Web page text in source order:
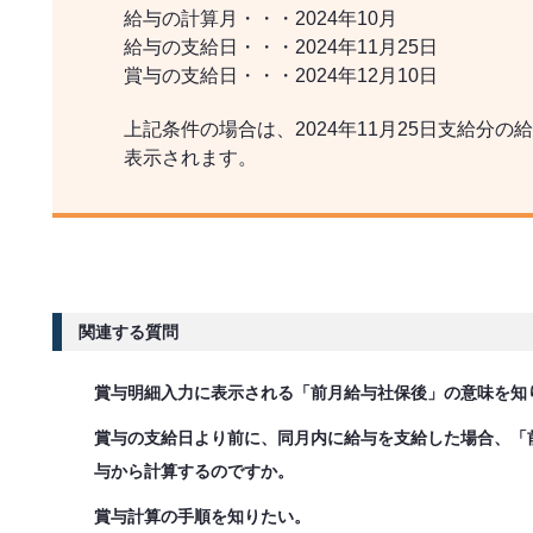
給与の計算月・・・2024年10月
給与の支給日・・・2024年11月25日
賞与の支給日・・・2024年12月10日
上記条件の場合は、2024年11月25日支給分の
表示されます。
関連する質問
賞与明細入力に表示される「前月給与社保後」の意味を知
賞与の支給日より前に、同月内に給与を支給した場合、
与から計算するのですか。
賞与計算の手順を知りたい。